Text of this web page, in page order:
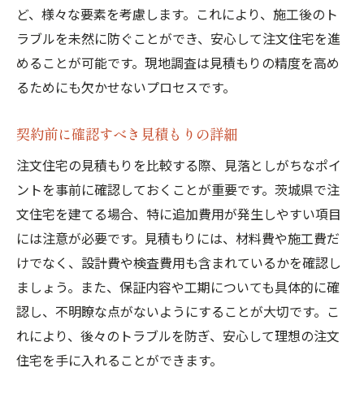
ど、様々な要素を考慮します。これにより、施工後のト
ラブルを未然に防ぐことができ、安心して注文住宅を進
めることが可能です。現地調査は見積もりの精度を高め
るためにも欠かせないプロセスです。
契約前に確認すべき見積もりの詳細
注文住宅の見積もりを比較する際、見落としがちなポイ
ントを事前に確認しておくことが重要です。茨城県で注
文住宅を建てる場合、特に追加費用が発生しやすい項目
には注意が必要です。見積もりには、材料費や施工費だ
けでなく、設計費や検査費用も含まれているかを確認し
ましょう。また、保証内容や工期についても具体的に確
認し、不明瞭な点がないようにすることが大切です。こ
れにより、後々のトラブルを防ぎ、安心して理想の注文
住宅を手に入れることができます。